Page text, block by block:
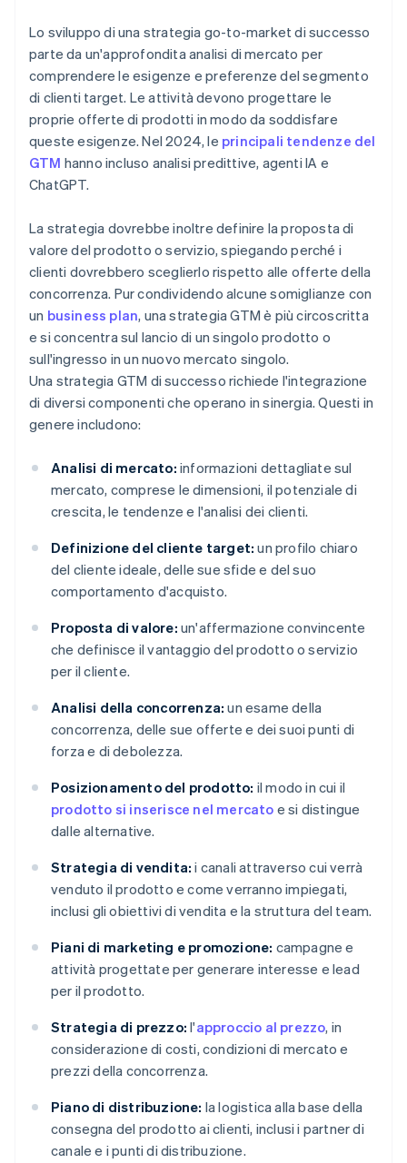
Lo sviluppo di una strategia go-to-market di successo
parte da un'approfondita analisi di mercato per
comprendere le esigenze e preferenze del segmento
di clienti target. Le attività devono progettare le
proprie offerte di prodotti in modo da soddisfare
queste esigenze. Nel 2024, le principali tendenze del
GTM hanno incluso analisi predittive, agenti IA e
ChatGPT.
La strategia dovrebbe inoltre definire la proposta di
valore del prodotto o servizio, spiegando perché i
clienti dovrebbero sceglierlo rispetto alle offerte della
concorrenza. Pur condividendo alcune somiglianze con
un business plan, una strategia GTM è più circoscritta
e si concentra sul lancio di un singolo prodotto o
sull'ingresso in un nuovo mercato singolo.
Una strategia GTM di successo richiede l'integrazione
di diversi componenti che operano in sinergia. Questi in
genere includono:
Analisi di mercato: informazioni dettagliate sul
mercato, comprese le dimensioni, il potenziale di
crescita, le tendenze e l'analisi dei clienti.
Definizione del cliente target: un profilo chiaro
del cliente ideale, delle sue sfide e del suo
comportamento d'acquisto.
Proposta di valore: un'affermazione convincente
che definisce il vantaggio del prodotto o servizio
per il cliente.
Analisi della concorrenza: un esame della
concorrenza, delle sue offerte e dei suoi punti di
forza e di debolezza.
Posizionamento del prodotto: il modo in cui il
prodotto si inserisce nel mercato e si distingue
dalle alternative.
Strategia di vendita: i canali attraverso cui verrà
venduto il prodotto e come verranno impiegati,
inclusi gli obiettivi di vendita e la struttura del team.
Piani di marketing e promozione: campagne e
attività progettate per generare interesse e lead
per il prodotto.
Strategia di prezzo: l'approccio al prezzo, in
considerazione di costi, condizioni di mercato e
prezzi della concorrenza.
Piano di distribuzione: la logistica alla base della
consegna del prodotto ai clienti, inclusi i partner di
canale e i punti di distribuzione.